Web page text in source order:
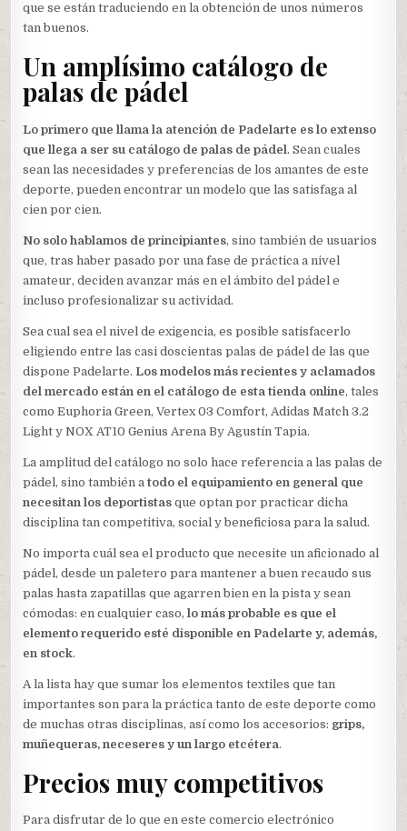
que se están traduciendo en la obtención de unos números
tan buenos.
Un amplísimo catálogo de
palas de pádel
Lo primero que llama la atención de Padelarte es lo extenso
que llega a ser su catálogo de palas de pádel . Sean cuales
sean las necesidades y preferencias de los amantes de este
deporte, pueden encontrar un modelo que las satisfaga al
cien por cien.
No solo hablamos de principiantes, sino también de usuarios
que, tras haber pasado por una fase de práctica a nivel
amateur, deciden avanzar más en el ámbito del pádel e
incluso profesionalizar su actividad.
Sea cual sea el nivel de exigencia, es posible satisfacerlo
eligiendo entre las casi doscientas palas de pádel de las que
dispone Padelarte.Los modelos más recientes y aclamados
del mercado están en el catálogo de esta tienda online, tales
como Euphoria Green, Vertex 03 Comfort, Adidas Match 3.2
Light y NOX AT10 Genius Arena By Agustín Tapia.
La amplitud del catálogo no solo hace referencia a las palas de
pádel, sino también atodo el equipamiento en general que
necesitan los deportistasque optan por practicar dicha
disciplina tan competitiva, social y beneficiosa para la salud.
No importa cuál sea el producto que necesite un aficionado al
pádel, desde un paletero para mantener a buen recaudo sus
palas hasta zapatillas que agarren bien en la pista y sean
cómodas: en cualquier caso,lo más probable es que el
elemento requerido esté disponible en Padelarte y, además,
en stock.
A la lista hay que sumar los elementos textiles que tan
importantes son para la práctica tanto de este deporte como
de muchas otras disciplinas, así como los accesorios: grips,
muñequeras, neceseres y un largo etcétera.
Precios muy competitivos
Para disfrutar de lo que en este comercio electrónico